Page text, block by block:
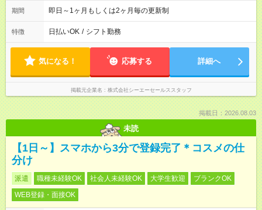
期間 即日～1ヶ月もしくは2ヶ月毎の更新制
特徴 日払いOK / シフト勤務
気になる！ 応募する 詳細へ
掲載元企業名 株式会社シーエーセールススタッフ
掲載日：2026.08.03
未読
【1日～】スマホから3分で登録完了＊コスメの仕
分け
派遣 職種未経験OK 社会人未経験OK 大学生歓迎
ブランクOK
WEB登録・面接OK